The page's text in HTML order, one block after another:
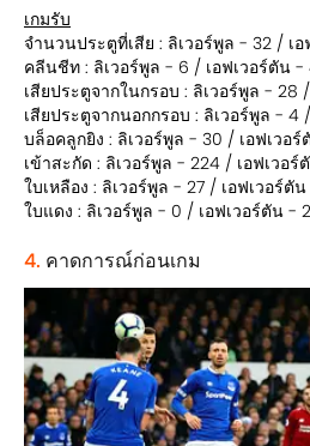
เกมรับ
จำนวนประตูที่เสีย : ลิเวอร์พูล - 32 / เ
คลีนชีท : ลิเวอร์พูล - 6 / เอฟเวอร์ตัน -
เสียประตูจากในกรอบ : ลิเวอร์พูล - 28
เสียประตูจากนอกกรอบ : ลิเวอร์พูล - 4
บล็อคลูกยิง : ลิเวอร์พูล - 30 / เอฟเวอร์
เข้าสะกัด : ลิเวอร์พูล - 224 / เอฟเวอ
ใบเหลือง : ลิเวอร์พูล - 27 / เอฟเวอร์ตัน
ใบแดง : ลิเวอร์พูล - 0 / เอฟเวอร์ตัน - 2
4. คาดการณ์ก่อนเกม